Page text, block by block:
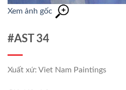
Xem ảnh gốc
#AST 34
Xuất xứ: Viet Nam Paintings